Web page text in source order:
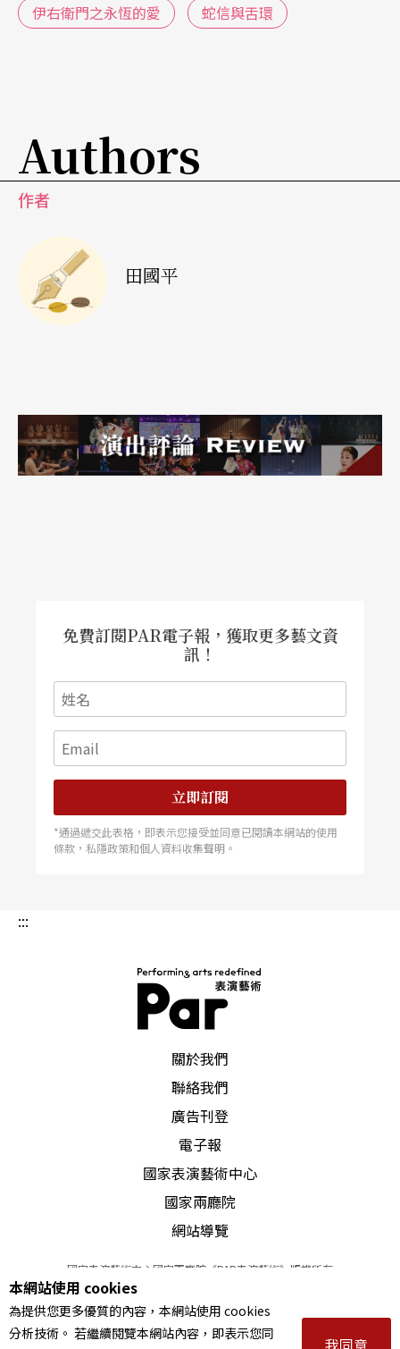
之炎》與《伊右衛門之永恆的愛》，同樣地描述青
宣告專屬於青少年揮灑青春、不顧後果的衝勁。電
影中簡短提到，當帶電粒子快速通過透明物質，會
產生青白色的輻射光，不只自然界，人體也存在這
偶像團體「嵐」的二宮和也，演出故事中的十七歲
少年，擔心在家中住下、已經離婚的繼父，會危害
詮釋得絲絲入扣，對繼父的恨意，對愛慕女生的初
戀滋味，對母親與妹妹的責任心，以及與同學間的
那烏雲般的恨意逐漸遮蔽啃食，終至崩解毀滅。值
得一提的是，片中飾演父親的是日本知名服裝設計
師山本寬齋（Kansai Yamamoto），與高田賢三、
三宅一生、川久保玲及山本耀司齊名，也是影星山
本未來的父親。
《伊右衛門之永恆的愛》 迷離的愛
原著京極夏彥大幅改編，唐澤壽明飾演的伊右衛
優柔寡斷的莎翁角色，也讓蜷川幸雄擅長以東方觀
點重新詮釋西方經典的手法得以發揮，透過香川照
之飾演遊戲人間的僧侶串場與宛若全知者般的敘
事，增添著宿命的觀點，又安排了椎名桔平的惡霸
角色，推動著伊右衛門一步一步走向一切的滅亡，
到頭來誰殺了誰，蜷川幸雄遵循了京極夏彥原著，
處理得撲朔迷離。
小雪飾演半臉毀容的小岩仍舊美豔動人，成為全片
的靈魂人物，在對比美醜之間也將伊右衛門步向的
毀滅，帶來愛情的純粹奉獻與昇華。蜷川幸雄在片
尾將鏡頭從棺木中逐漸拉高，升至天空，讓我們看
伊右衛門之永恆的愛
蛇信與舌環
Authors
作者
田國平
免費訂閱PAR電子報，獲取更多藝文資
訊！
立即訂閱
*通過遞交此表格，即表示您接受並同意已閱讀本網站的使用
條款，私隱政策和個人資料收集聲明。
:::
關於我們
聯絡我們
廣告刊登
電子報
國家表演藝術中心
國家兩廳院
網站導覽
國家表演藝術中心國家兩廳院《PAR表演藝術》版權所有
© 2022Performing arts redefined. All Rights Reserved
統一編號 Tax Id number 00973926
本站所提供相關演出資訊，如有異動應以主辦單位公告為準。
本網站使用 cookies
為提供您更多優質的內容，本網站使用 cookies
分析技術。 若繼續閱覽本網站內容，即表示您同
我同意